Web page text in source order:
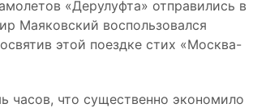
«Дерулуфта» отправились в
Маяковский воспользовался
этой поездке стих «Москва-
часов, что существенно экономило